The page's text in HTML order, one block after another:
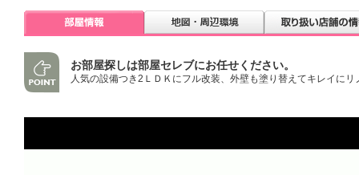
お部屋探しは部屋セレブにお任せください。
人気の設備つき2ＬＤＫにフル改装、外壁も塗り替えてキレイに